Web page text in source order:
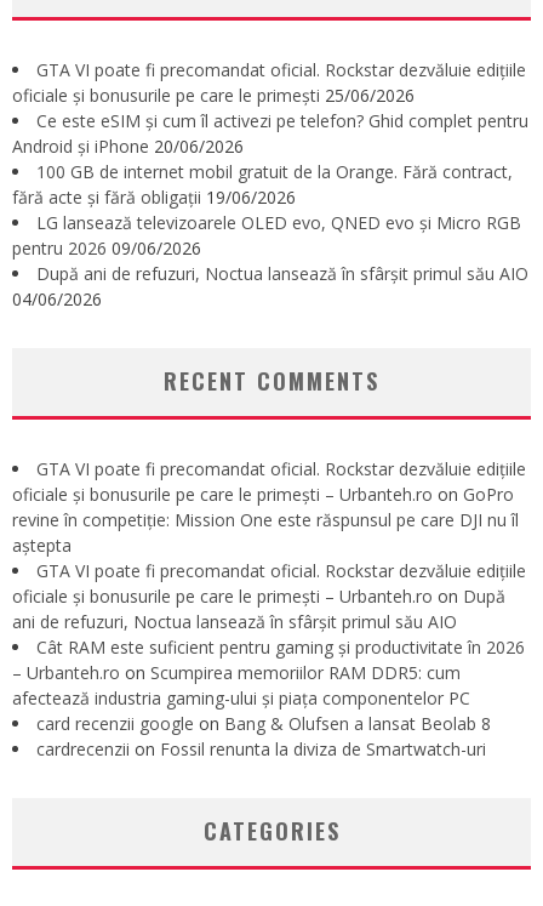
GTA VI poate fi precomandat oficial. Rockstar dezvăluie edițiile
oficiale și bonusurile pe care le primești 25/06/2026
Ce este eSIM și cum îl activezi pe telefon? Ghid complet pentru
Android și iPhone 20/06/2026
100 GB de internet mobil gratuit de la Orange. Fără contract,
fără acte și fără obligații 19/06/2026
LG lansează televizoarele OLED evo, QNED evo și Micro RGB
pentru 2026 09/06/2026
După ani de refuzuri, Noctua lansează în sfârșit primul său AIO
04/06/2026
RECENT COMMENTS
GTA VI poate fi precomandat oficial. Rockstar dezvăluie edițiile
oficiale și bonusurile pe care le primești – Urbanteh.ro on GoPro
revine în competiție: Mission One este răspunsul pe care DJI nu îl
aștepta
GTA VI poate fi precomandat oficial. Rockstar dezvăluie edițiile
oficiale și bonusurile pe care le primești – Urbanteh.ro on După
ani de refuzuri, Noctua lansează în sfârșit primul său AIO
Cât RAM este suficient pentru gaming și productivitate în 2026
– Urbanteh.ro on Scumpirea memoriilor RAM DDR5: cum
afectează industria gaming-ului și piața componentelor PC
card recenzii google on Bang & Olufsen a lansat Beolab 8
cardrecenzii on Fossil renunta la diviza de Smartwatch-uri
CATEGORIES